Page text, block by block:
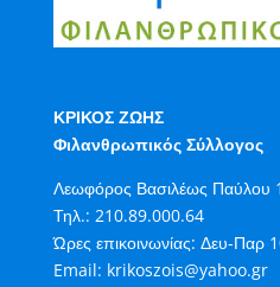
ΚΡΙΚΟΣ ΖΩΗΣ
Φιλανθρωπικός Σύλλογος
Λεωφόρος Βασιλέως Παύλου
Τηλ.: 210.89.000.64
Ώρες επικοινωνίας: Δευ-Παρ
Email: krikoszois@yahoo.gr